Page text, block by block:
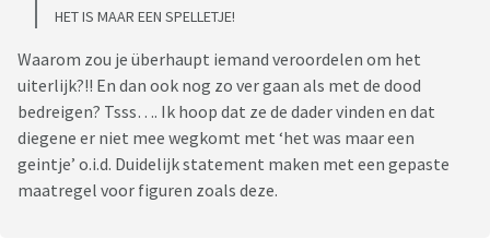
HET IS MAAR EEN SPELLETJE!
Waarom zou je überhaupt iemand veroordelen om het
uiterlijk?!! En dan ook nog zo ver gaan als met de dood
bedreigen? Tsss…. Ik hoop dat ze de dader vinden en dat
diegene er niet mee wegkomt met ‘het was maar een
geintje’ o.i.d. Duidelijk statement maken met een gepaste
maatregel voor figuren zoals deze.